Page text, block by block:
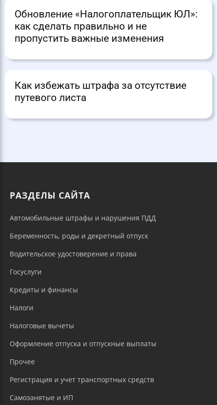
Обновление «Налогоплательщик ЮЛ»:
как сделать правильно и не
пропустить важные изменения
Как избежать штрафа за отсутствие
путевого листа
РАЗДЕЛЫ САЙТА
Автомобильные штрафы и нарушения ПДД
Беременность, роды и декретный отпуск
Водительское удостоверение и права
Госуслуги
Кредиты и финансы
Налоги
Налоговые вычеты
Оформление отпуска и отпускные выплаты
Прочее
Регистрация и учет транспортных средств
Самозанятые и ИП